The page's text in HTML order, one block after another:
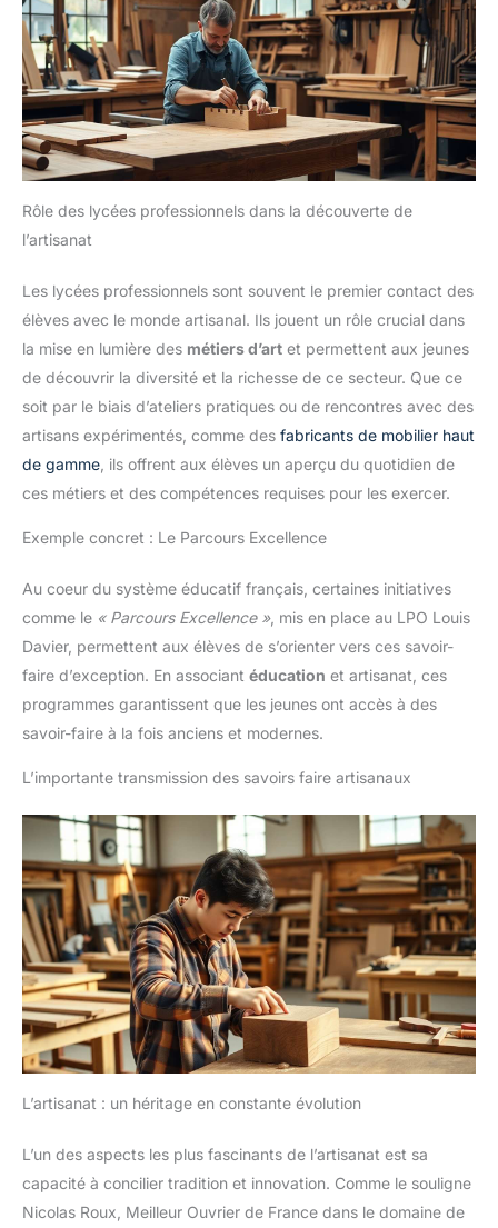
Rôle des lycées professionnels dans la découverte de
l’artisanat
Les lycées professionnels sont souvent le premier contact des
élèves avec le monde artisanal. Ils jouent un rôle crucial dans
la mise en lumière des métiers d’art et permettent aux jeunes
de découvrir la diversité et la richesse de ce secteur. Que ce
soit par le biais d’ateliers pratiques ou de rencontres avec des
artisans expérimentés, comme des fabricants de mobilier haut
de gamme , ils offrent aux élèves un aperçu du quotidien de
ces métiers et des compétences requises pour les exercer.
Exemple concret : Le Parcours Excellence
Au coeur du système éducatif français, certaines initiatives
comme le « Parcours Excellence », mis en place au LPO Louis
Davier, permettent aux élèves de s’orienter vers ces savoir-
faire d’exception. En associant éducation et artisanat, ces
programmes garantissent que les jeunes ont accès à des
savoir-faire à la fois anciens et modernes.
L’importante transmission des savoirs faire artisanaux
L’artisanat : un héritage en constante évolution
L’un des aspects les plus fascinants de l’artisanat est sa
capacité à concilier tradition et innovation. Comme le souligne
Nicolas Roux, Meilleur Ouvrier de France dans le domaine de